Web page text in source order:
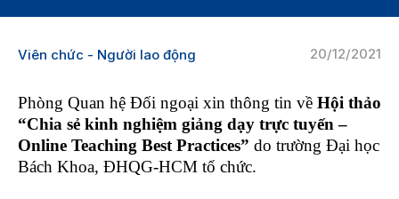
20/12/2021
Viên chức - Người lao động
Phòng Quan hệ Đối ngoại xin thông tin về Hội thảo
“Chia sẻ kinh nghiệm giảng dạy trực tuyến –
Online Teaching Best Practices” do trường Đại học
Bách Khoa, ĐHQG-HCM tổ chức.